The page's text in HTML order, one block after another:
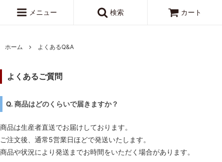
メニュー 検索 カート
ホーム よくあるQ&A
よくあるご質問
Q. 商品はどのくらいで届きますか？
商品は生産者直送でお届けしております。
ご注文後、通常5営業日ほどで発送いたします。
商品や状況により発送までお時間をいただく場合があります。